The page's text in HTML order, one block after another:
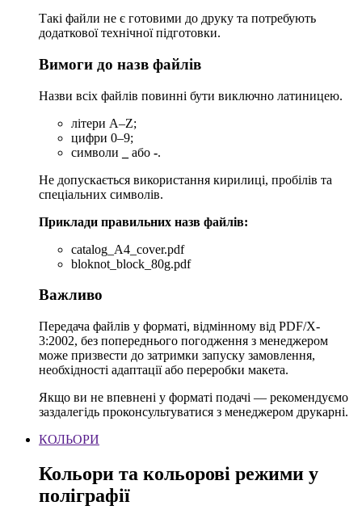
Такі файли не є готовими до друку та потребують
додаткової технічної підготовки.
Вимоги до назв файлів
Назви всіх файлів повинні бути виключно латиницею.
літери A–Z;
цифри 0–9;
символи
або -.
Не допускається використання кирилиці, пробілів та
спеціальних символів.
Приклади правильних назв файлів:
catalog_A4_cover.pdf
bloknot_block_80g.pdf
Важливо
Передача файлів у форматі, відмінному від PDF/X-
3:2002, без попереднього погодження з менеджером
може призвести до затримки запуску замовлення,
необхідності адаптації або переробки макета.
Якщо ви не впевнені у форматі подачі — рекомендуємо
заздалегідь проконсультуватися з менеджером друкарні.
КОЛЬОРИ
Кольори та кольорові режими у
поліграфії